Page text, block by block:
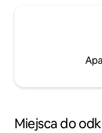
Miejsca do